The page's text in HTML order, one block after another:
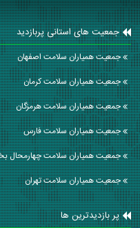
جمعیت های استانی پربازدید
جمعیت همیاران سلامت اصفهان
جمعیت همیاران سلامت كرمان
جمعیت همیاران سلامت هرمزگان
جمعیت همیاران سلامت فارس
جمعیت همیاران سلامت چهارمحال
جمعیت همیاران سلامت تهران
پر بازدیدترین ها